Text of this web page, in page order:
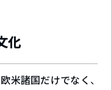
化
米諸国だけでなく、